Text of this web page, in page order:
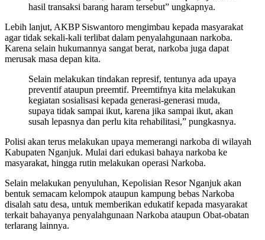
hasil transaksi barang haram tersebut” ungkapnya.
Lebih lanjut, AKBP Siswantoro mengimbau kepada masyarakat
agar tidak sekali-kali terlibat dalam penyalahgunaan narkoba.
Karena selain hukumannya sangat berat, narkoba juga dapat
merusak masa depan kita.
Selain melakukan tindakan represif, tentunya ada upaya
preventif ataupun preemtif. Preemtifnya kita melakukan
kegiatan sosialisasi kepada generasi-generasi muda,
supaya tidak sampai ikut, karena jika sampai ikut, akan
susah lepasnya dan perlu kita rehabilitasi,” pungkasnya.
Polisi akan terus melakukan upaya memerangi narkoba di wilayah
Kabupaten Nganjuk. Mulai dari edukasi bahaya narkoba ke
masyarakat, hingga rutin melakukan operasi Narkoba.
Selain melakukan penyuluhan, Kepolisian Resor Nganjuk akan
bentuk semacam kelompok ataupun kampung bebas Narkoba
disalah satu desa, untuk memberikan edukatif kepada masyarakat
terkait bahayanya penyalahgunaan Narkoba ataupun Obat-obatan
terlarang lainnya.